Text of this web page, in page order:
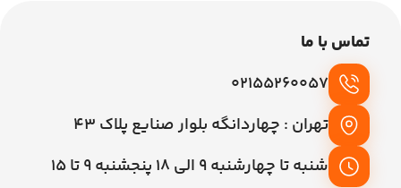
تماس با ما
02155260057
تهران : چهاردانگه بلوار صنایع پلاک 43
شنبه تا چهارشنبه 9 الی 18 پنجشنبه 9 تا 15